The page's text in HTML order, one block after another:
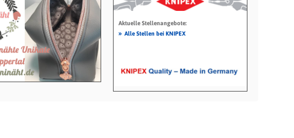
Aktuelle Stellenangebote:
» Alle Stellen bei KNIPEX